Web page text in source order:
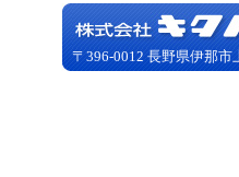
〒396-0012 長野県伊那市